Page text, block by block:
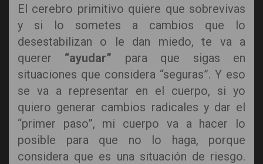
El cerebro primitivo quiere que sobrevivas
y si lo sometes a cambios que lo
desestabilizan o le dan miedo, te va a
querer “ayudar” para que sigas en
situaciones que considera “seguras”. Y eso
se va a representar en el cuerpo, si yo
quiero generar cambios radicales y dar el
“primer paso”, mi cuerpo va a hacer lo
posible para que no lo haga, porque
considera que es una situación de riesgo.